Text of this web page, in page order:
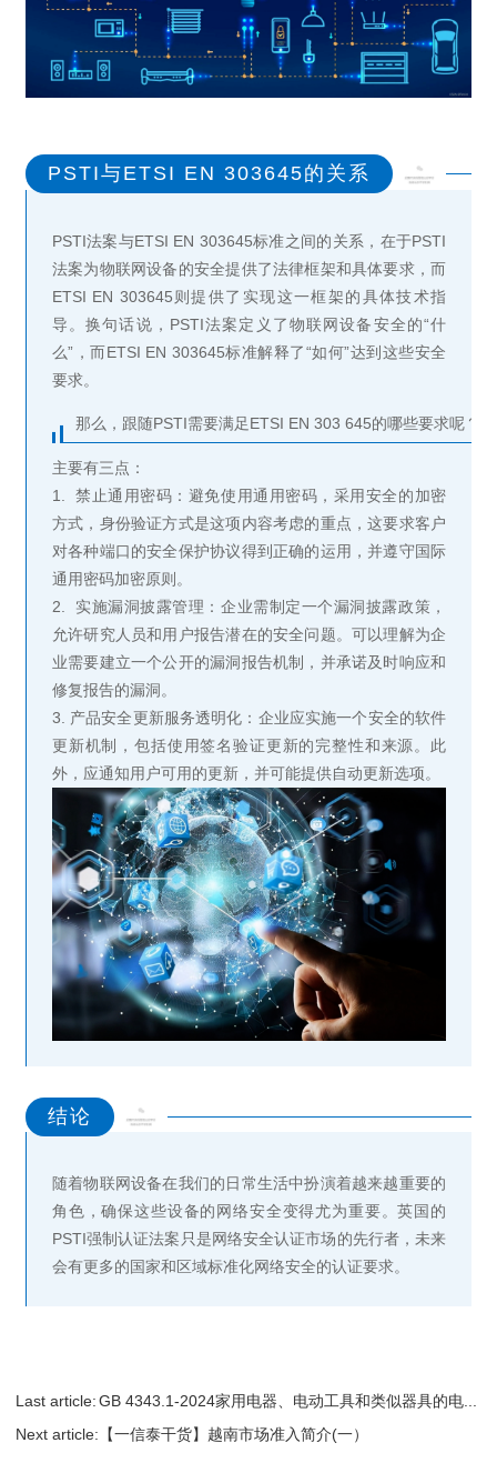
PSTI与ETSI EN 303645的关系
PSTI法案与ETSI EN 303645标准之间的关系，在于PSTI
法案为物联网设备的安全提供了法律框架和具体要求，而
ETSI EN 303645则提供了实现这一框架的具体技术指
导。换句话说，PSTI法案定义了物联网设备安全的“什
么”，而ETSI EN 303645标准解释了“如何”达到这些安全
要求。
那么，跟随PSTI需要满足ETSI EN 303 645的哪些要求呢？
主要有三点：
1. 禁止通用密码：避免使用通用密码，采用安全的加密
方式，身份验证方式是这项内容考虑的重点，这要求客户
对各种端口的安全保护协议得到正确的运用，并遵守国际
通用密码加密原则。
2. 实施漏洞披露管理：企业需制定一个漏洞披露政策，
允许研究人员和用户报告潜在的安全问题。可以理解为企
业需要建立一个公开的漏洞报告机制，并承诺及时响应和
修复报告的漏洞。
3. 产品安全更新服务透明化：企业应实施一个安全的软件
更新机制，包括使用签名验证更新的完整性和来源。此
外，应通知用户可用的更新，并可能提供自动更新选项。
结论
随着物联网设备在我们的日常生活中扮演着越来越重要的
角色，确保这些设备的网络安全变得尤为重要。英国的
PSTI强制认证法案只是网络安全认证市场的先行者，未来
会有更多的国家和区域标准化网络安全的认证要求。
Last article: GB 4343.1-2024家用电器、电动工具和类似器具的电...
Next article: 【一信泰干货】越南市场准入简介(一）